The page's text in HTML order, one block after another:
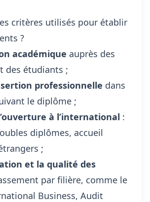
critères utilisés pour établir
?
académique auprès des
des étudiants ;
professionnelle dans
le diplôme ;
à l’international :
diplômes, accueil
;
et la qualité des
par filière, comme le
Business, Audit